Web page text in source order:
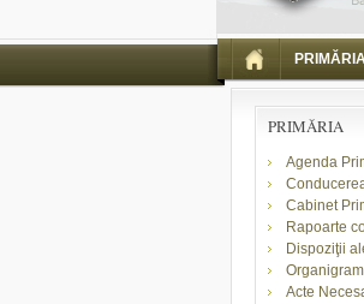
PRIMĂRIA
Agenda
Cabinet
Rapoarte
Dispoziţii
Acte